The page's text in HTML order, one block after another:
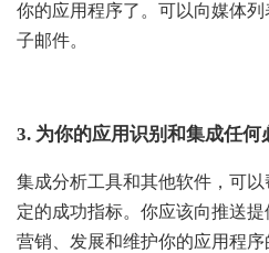
你的应用程序了。可以向媒体
子邮件。
3. 为你的应用识别和集成任何
集成分析工具和其他软件，可
定的成功指标。你应该向推送
营销、发展和维护你的应用程序